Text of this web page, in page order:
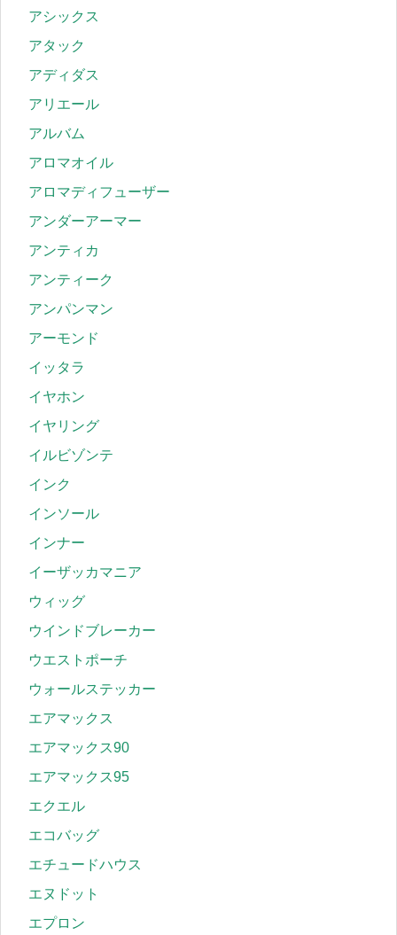
アシックス
アタック
アディダス
アリエール
アルバム
アロマオイル
アロマディフューザー
アンダーアーマー
アンティカ
アンティーク
アンパンマン
アーモンド
イッタラ
イヤホン
イヤリング
イルビゾンテ
インク
インソール
インナー
イーザッカマニア
ウィッグ
ウインドブレーカー
ウエストポーチ
ウォールステッカー
エアマックス
エアマックス90
エアマックス95
エクエル
エコバッグ
エチュードハウス
エヌドット
エプロン